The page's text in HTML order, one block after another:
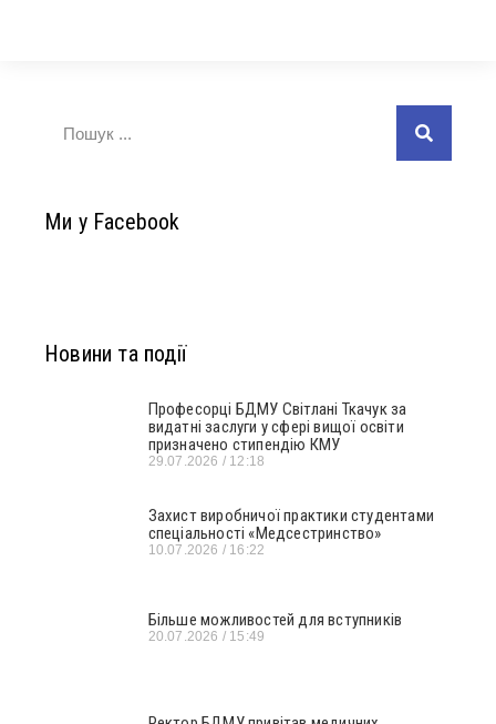
Ми у Facebook
Новини та події
Професорці БДМУ Світлані Ткачук за
видатні заслуги у сфері вищої освіти
призначено стипендію КМУ
29.07.2026 12:18
Захист виробничої практики студентами
спеціальності «Медсестринство»
10.07.2026 16:22
Більше можливостей для вступників
20.07.2026 15:49